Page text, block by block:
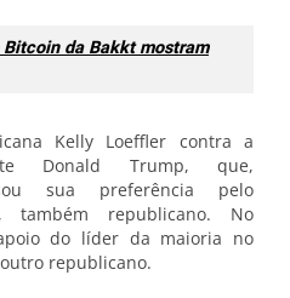
Bitcoin da Bakkt mostram
Kelly Loeffler contra a
Donald Trump, que,
sua preferência pelo
também republicano. No
do líder da maioria no
republicano.